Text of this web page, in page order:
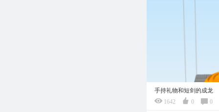
手持礼物和短剑的成龙
1642
0 0